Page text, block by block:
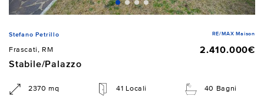
Stefano Petrillo RE/MAX Maison
Frascati, RM
2.410.000€
Stabile/Palazzo
2370 mq 41 Locali 40 Bagni